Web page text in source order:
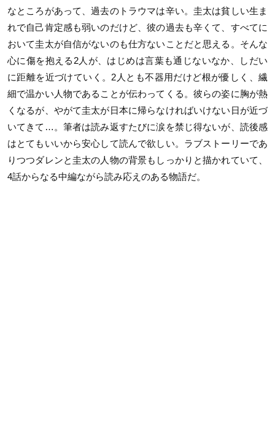
なところがあって、過去のトラウマは辛い。圭太は貧しい生ま
れで自己肯定感も弱いのだけど、彼の過去も辛くて、すべてに
おいて圭太が自信がないのも仕方ないことだと思える。そんな
心に傷を抱える2人が、はじめは言葉も通じないなか、しだい
に距離を近づけていく。2人とも不器用だけど根が優しく、繊
細で温かい人物であることが伝わってくる。彼らの姿に胸が熱
くなるが、やがて圭太が日本に帰らなければいけない日が近づ
いてきて…。筆者は読み返すたびに涙を禁じ得ないが、読後感
はとてもいいから安心して読んで欲しい。ラブストーリーであ
りつつダレンと圭太の人物の背景もしっかりと描かれていて、
4話からなる中編ながら読み応えのある物語だ。